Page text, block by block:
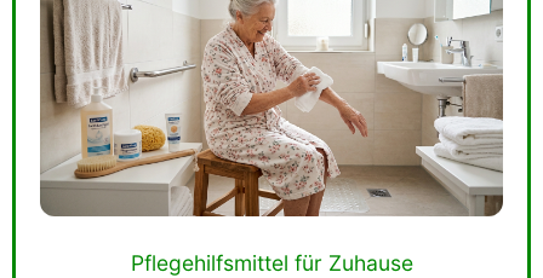
Pflegehilfsmittel für Zuhause